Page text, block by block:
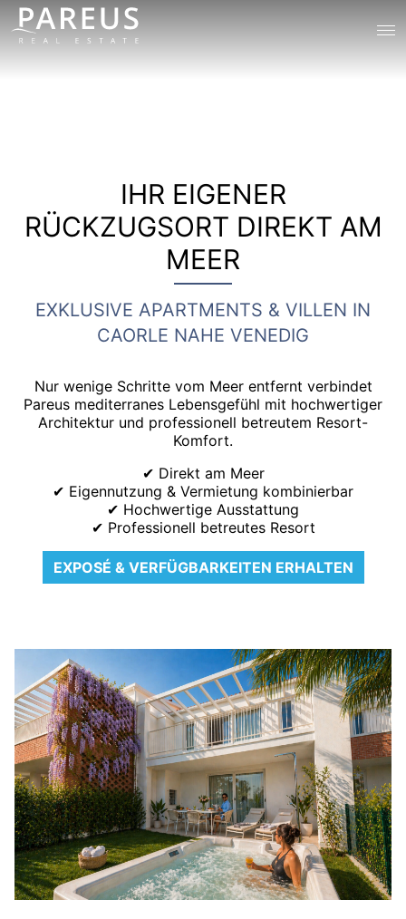
IHR EIGENER
RÜCKZUGSORT DIREKT AM
MEER
EXKLUSIVE APARTMENTS & VILLEN IN
CAORLE NAHE VENEDIG
Nur wenige Schritte vom Meer entfernt verbindet
Pareus mediterranes Lebensgefühl mit hochwertiger
Architektur und professionell betreutem Resort-
Komfort.
✔ Direkt am Meer
✔ Eigennutzung & Vermietung kombinierbar
✔ Hochwertige Ausstattung
✔ Professionell betreutes Resort
EXPOSÉ & VERFÜGBARKEITEN ERHALTEN